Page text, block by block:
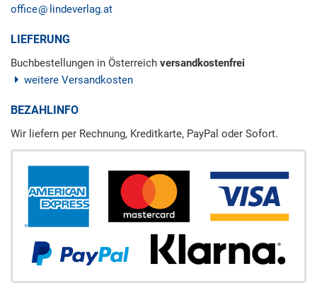
office
lindeverlag.at
LIEFERUNG
Buchbestellungen in Österreich versandkostenfrei
weitere Versandkosten
BEZAHLINFO
Wir liefern per Rechnung, Kreditkarte, PayPal oder Sofort.